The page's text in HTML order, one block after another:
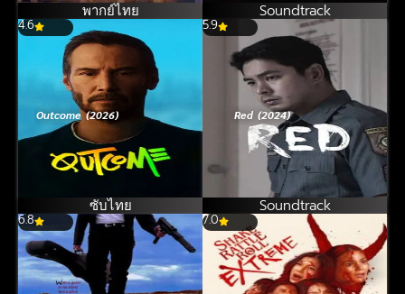
พากย์ไทย Soundtrack
4.6
Outcome (2026)
ซับไทย
5.9
Red (2024)
Soundtrack
6.8 7.0